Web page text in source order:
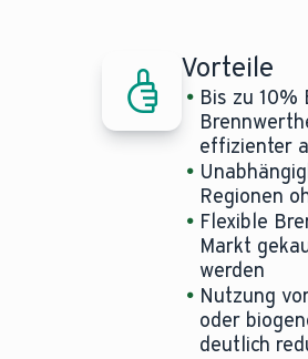
Vorteile
Bis zu 10%
effizienter
Regionen
Flexible
Markt
werden
Nutzung
oder
deutlich